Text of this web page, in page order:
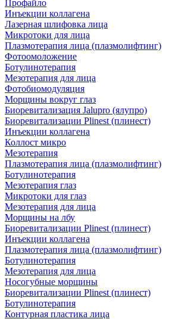
Профайло
Инъекции коллагена
Лазерная шлифовка лица
Микротоки для лица
Плазмотерапия лица (плазмолифтинг)
Фотоомоложение
Ботулинотерапия
Мезотерапия для лица
Фотобиомодуляция
Морщины вокруг глаз
Биоревитализация Jalupro (ялупро)
Биоревитализации Plinest (плинест)
Инъекции коллагена
Коллост микро
Мезотерапия
Плазмотерапия лица (плазмолифтинг)
Ботулинотерапия
Мезотерапия глаз
Микротоки для глаз
Мезотерапия для лица
Морщины на лбу
Биоревитализации Plinest (плинест)
Инъекции коллагена
Плазмотерапия лица (плазмолифтинг)
Ботулинотерапия
Мезотерапия для лица
Носогубные морщины
Биоревитализации Plinest (плинест)
Ботулинотерапия
Контурная пластика лица